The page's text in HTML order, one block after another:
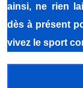
ainsi, ne rien
dès à présent
vivez le sport